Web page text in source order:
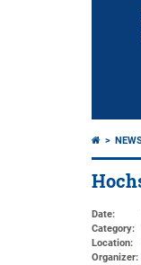
Date:
Category:
Location:
Organizer: